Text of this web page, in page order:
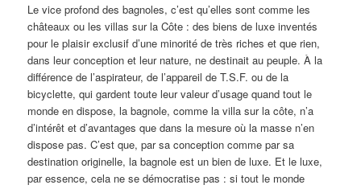
Le vice profond des bagnoles, c’est qu’elles sont comme les
châteaux ou les villas sur la Côte : des biens de luxe inventés
pour le plaisir exclusif d’une minorité de très riches et que rien,
dans leur conception et leur nature, ne destinait au peuple. À la
différence de l’aspirateur, de l’appareil de T.S.F. ou de la
bicyclette, qui gardent toute leur valeur d’usage quand tout le
monde en dispose, la bagnole, comme la villa sur la côte, n’a
d’intérêt et d’avantages que dans la mesure où la masse n’en
dispose pas. C’est que, par sa conception comme par sa
destination originelle, la bagnole est un bien de luxe. Et le luxe,
par essence, cela ne se démocratise pas : si tout le monde